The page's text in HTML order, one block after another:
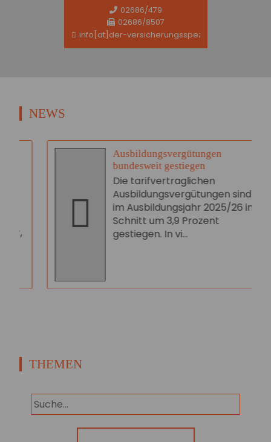
02686/479
02686/8507
info[at]der-versicherungsspezi.de
NEWS
Ausbildungsvergütungen
bundesweit gestiegen
Die tarifvertraglichen
Ausbildungsvergütungen sind
im Ausbildungsjahr 2025/26 im
Schnitt um 3,9 Prozent
gestiegen. In vi...
THEMEN